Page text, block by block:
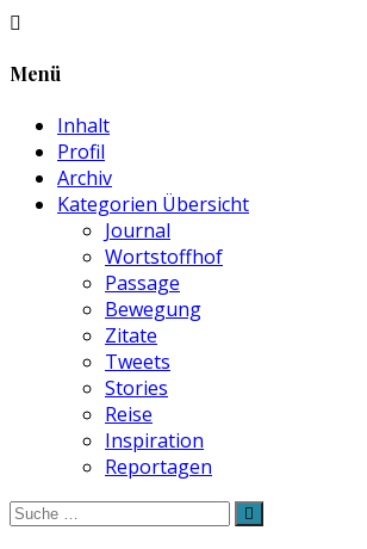
Menü
Inhalt
Profil
Archiv
Kategorien Übersicht
Journal
Wortstoffhof
Passage
Bewegung
Zitate
Tweets
Stories
Reise
Inspiration
Reportagen
Suche
nach: